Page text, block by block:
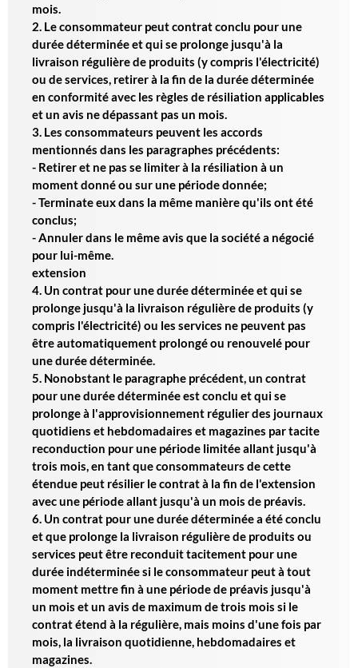
mois.
2. Le consommateur peut contrat conclu pour une
durée déterminée et qui se prolonge jusqu'à la
livraison régulière de produits (y compris l'électricité)
ou de services, retirer à la fin de la durée déterminée
en conformité avec les règles de résiliation applicables
et un avis ne dépassant pas un mois.
3. Les consommateurs peuvent les accords
mentionnés dans les paragraphes précédents:
- Retirer et ne pas se limiter à la résiliation à un
moment donné ou sur une période donnée;
- Terminate eux dans la même manière qu'ils ont été
conclus;
- Annuler dans le même avis que la société a négocié
pour lui-même.
extension
4. Un contrat pour une durée déterminée et qui se
prolonge jusqu'à la livraison régulière de produits (y
compris l'électricité) ou les services ne peuvent pas
être automatiquement prolongé ou renouvelé pour
une durée déterminée.
5. Nonobstant le paragraphe précédent, un contrat
pour une durée déterminée est conclu et qui se
prolonge à l'approvisionnement régulier des journaux
quotidiens et hebdomadaires et magazines par tacite
reconduction pour une période limitée allant jusqu'à
trois mois, en tant que consommateurs de cette
étendue peut résilier le contrat à la fin de l'extension
avec une période allant jusqu'à un mois de préavis.
6. Un contrat pour une durée déterminée a été conclu
et que prolonge la livraison régulière de produits ou
services peut être reconduit tacitement pour une
durée indéterminée si le consommateur peut à tout
moment mettre fin à une période de préavis jusqu'à
un mois et un avis de maximum de trois mois si le
contrat étend à la régulière, mais moins d'une fois par
mois, la livraison quotidienne, hebdomadaires et
magazines.